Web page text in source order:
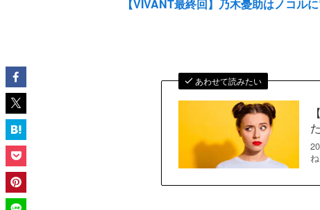
【VIVANT最終回】乃木憂助はノコル
あわせて読みたい